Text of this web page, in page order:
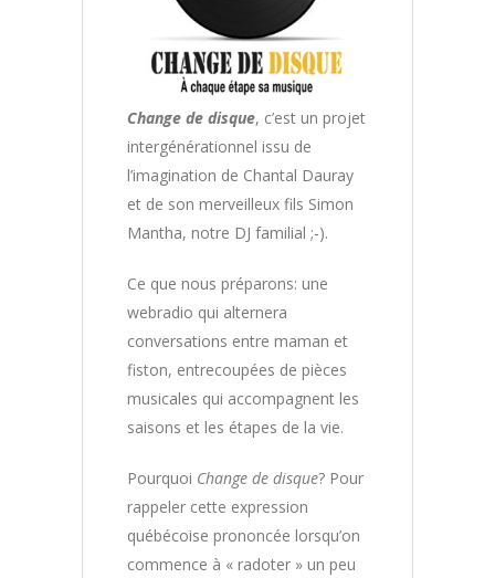
Change de disque, c’est un projet
intergénérationnel issu de
l’imagination de Chantal Dauray
et de son merveilleux fils Simon
Mantha, notre DJ familial ;-).
Ce que nous préparons: une
webradio qui alternera
conversations entre maman et
fiston, entrecoupées de pièces
musicales qui accompagnent les
saisons et les étapes de la vie.
Pourquoi Change de disque? Pour
rappeler cette expression
québécoise prononcée lorsqu’on
commence à « radoter » un peu